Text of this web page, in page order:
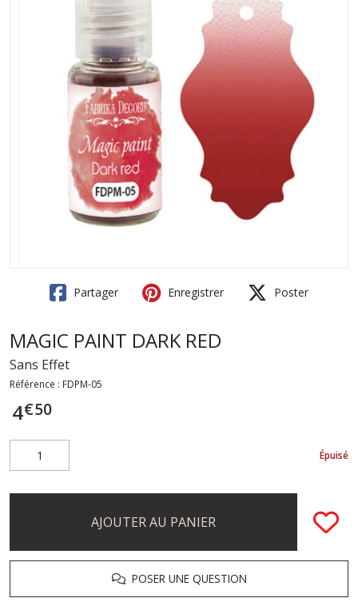
Partager Enregistrer Poster
MAGIC PAINT DARK RED
Sans Effet
Référence : FDPM-05
4€50
Épuisé
AJOUTER AU PANIER
POSER UNE QUESTION